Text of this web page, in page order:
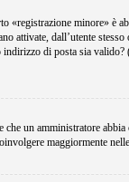
«registrazione minore» è
attivate, dall’utente
di posta sia
un amministratore
maggiormente